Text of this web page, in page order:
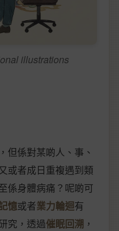
illustrations
但係對某啲人、事、
或者成日重複遇到類
係身體病痛？呢啲可
憶或者業力輪迴有
究，透過催眠回溯 ，